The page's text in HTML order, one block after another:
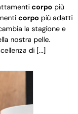
corpo più
corpo più adatti
la stagione e
nostra pelle. ⠀
di [...]